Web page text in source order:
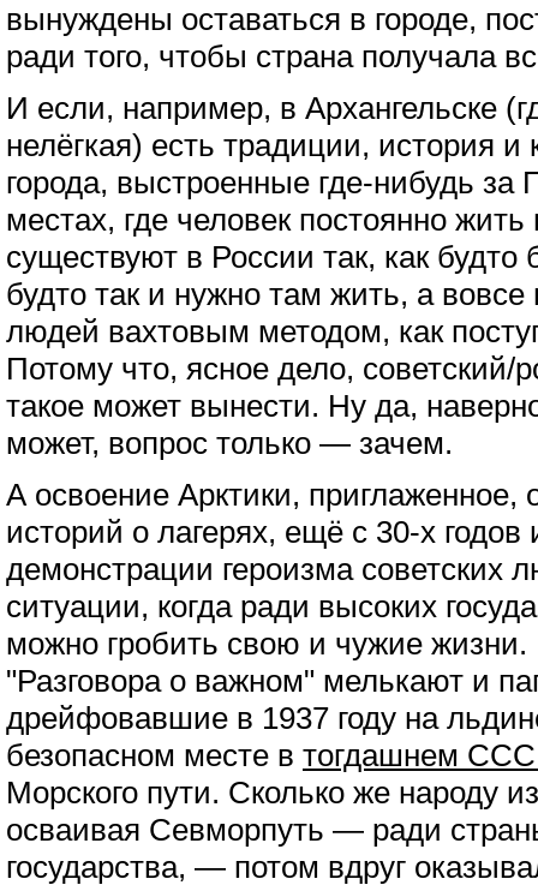
вынуждены оставаться в городе,
ради того, чтобы страна получала
И если, например, в Архангельске
нелёгкая) есть традиции, история и
города, выстроенные где-нибудь за
местах, где человек постоянно
существуют в России так, как
будто так и нужно там жить, а вовсе
людей вахтовым методом, как
Потому что, ясное дело, советский/
такое может вынести. Ну да,
может, вопрос только — зачем.
А освоение Арктики, приглаженное,
историй о лагерях, ещё с 30-х годов
демонстрации героизма советских
ситуации, когда ради высоких
можно гробить свою и чужие жизни.
"Разговора о важном" мелькают и
дрейфовавшие в 1937 году на
безопасном месте в тогдашнем
Морского пути. Сколько же народу
осваивая Севморпуть — ради
государства, — потом вдруг